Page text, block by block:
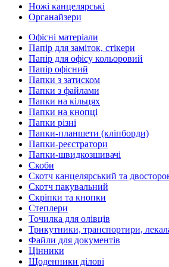
Ножі канцелярські
Органайзери
Офісні матеріали
Папір для заміток, стікери
Папір для офісу кольоровий
Папір офісний
Папки з затиском
Папки з файлами
Папки на кільцях
Папки на кнопці
Папки різні
Папки-планшети (кліпборди)
Папки-реєстратори
Папки-швидкозшивачі
Скоби
Скотч канцелярський та
Скотч пакувальний
Скріпки та кнопки
Степлери
Точилка для олівців
Трикутники, транспортири,
Файли для документів
Цінники
Щоденники ділові